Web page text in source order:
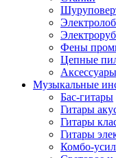
Фены
Цепные
Музыкальные
Бас-гитары
Гитары
Гитары
Гитары
Комбо-